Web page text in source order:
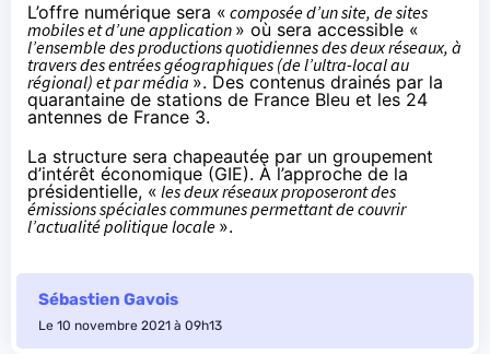
L’offre numérique sera « composée d’un site, de sites
mobiles et d’une application » où sera accessible «
l’ensemble des productions quotidiennes des deux réseaux, à
travers des entrées géographiques (de l’ultra-local au
régional) et par média ». Des contenus drainés par la
quarantaine de stations de France Bleu et les 24
antennes de France 3.
La structure sera chapeautée par un groupement
d’intérêt économique (GIE). À l’approche de la
présidentielle, « les deux réseaux proposeront des
émissions spéciales communes permettant de couvrir
l’actualité politique locale ».
Sébastien Gavois
Le 10 novembre 2021 à 09h13